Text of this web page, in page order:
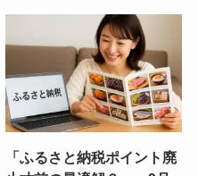
「ふるさと納税ポイント廃